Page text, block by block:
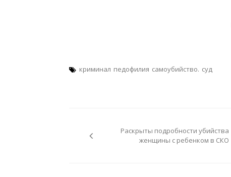
криминал педофилия самоубийство. суд
записям
Раскрыты подробности убийства
женщины с ребенком в СКО